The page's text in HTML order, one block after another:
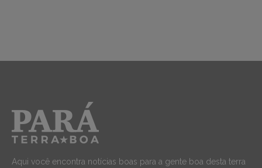
Aqui você encontra notícias boas para a gente boa desta terra